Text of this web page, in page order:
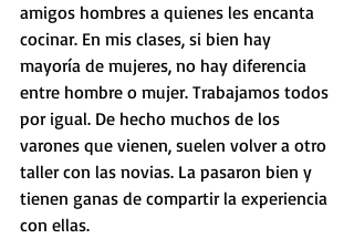
amigos hombres a quienes les encanta
cocinar. En mis clases, si bien hay
mayoría de mujeres, no hay diferencia
entre hombre o mujer. Trabajamos todos
por igual. De hecho muchos de los
varones que vienen, suelen volver a otro
taller con las novias. La pasaron bien y
tienen ganas de compartir la experiencia
con ellas.